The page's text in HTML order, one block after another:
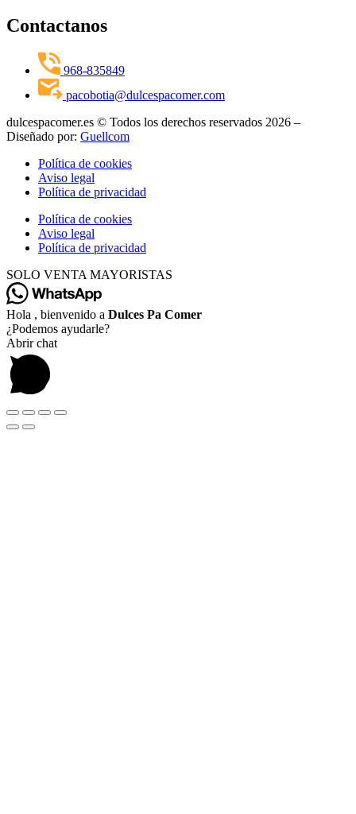
Contactanos
968-835849
pacobotia@dulcespacomer.com
dulcespacomer.es © Todos los derechos reservados 2026 –
Diseñado por: Guellcom
Política de cookies
Aviso legal
Política de privacidad
Política de cookies
Aviso legal
Política de privacidad
SOLO VENTA MAYORISTAS
Hola , bienvenido a Dulces Pa Comer
¿Podemos ayudarle?
Abrir chat